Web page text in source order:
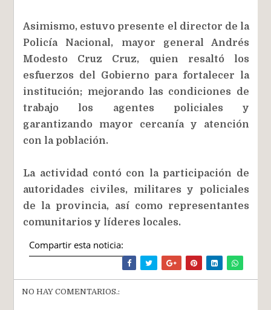
Asimismo, estuvo presente el director de la
Policía Nacional, mayor general Andrés
Modesto Cruz Cruz, quien resaltó los
esfuerzos del Gobierno para fortalecer la
institución; mejorando las condiciones de
trabajo los agentes policiales y
garantizando mayor cercanía y atención
con la población.
La actividad contó con la participación de
autoridades civiles, militares y policiales
de la provincia, así como representantes
comunitarios y líderes locales.
Compartir esta noticia:
NO HAY COMENTARIOS.: